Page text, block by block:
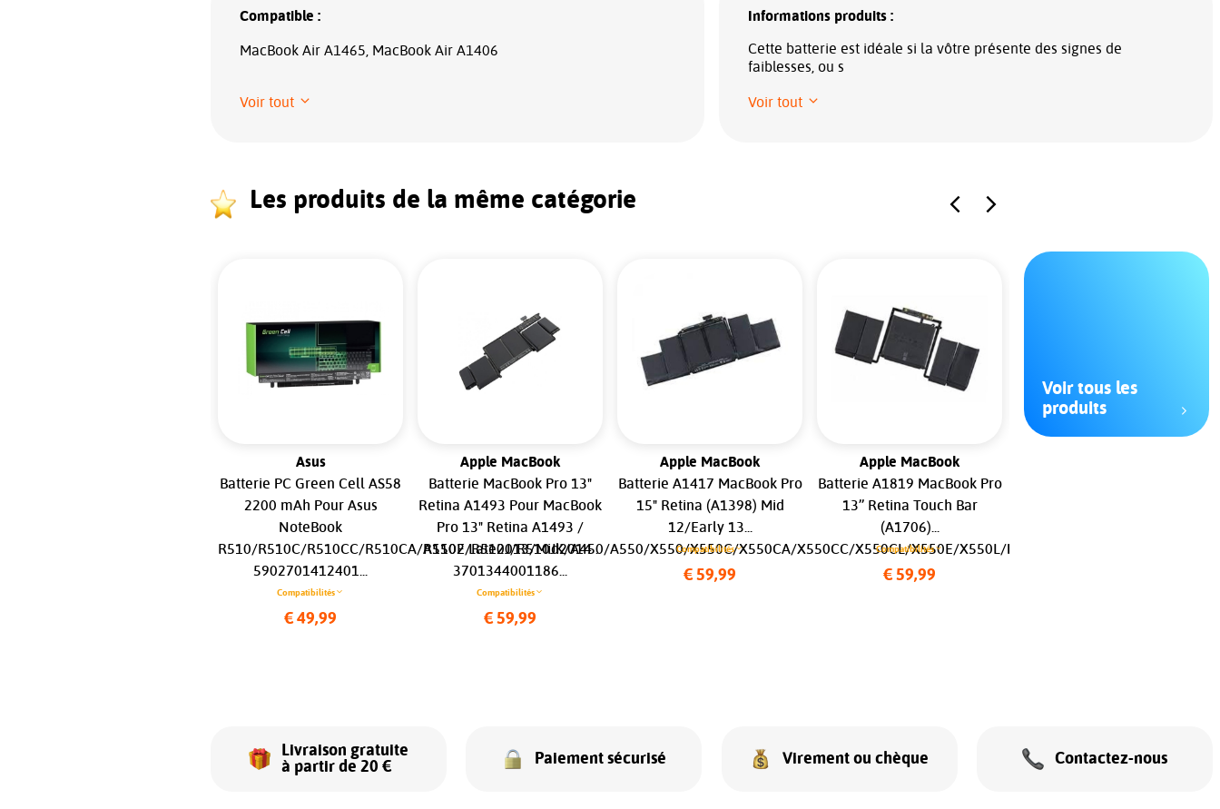
Compatible :
MacBook Air A1465, MacBook Air A1406
Voir tout
Informations produits :
Cette batterie est idéale si la vôtre présente des signes de
faiblesses, ou s
Voir tout
Les produits de la même catégorie
Asus
Batterie PC Green Cell AS58
2200 mAh Pour Asus
NoteBook
R510/R510C/R510CC/R510CA/R510E/R510J/R510JK/A450/A550/X550/X550C/X550CA/X550CC/X550CL/X550E/X550L/P450C/P550C/P550L/P552E/
5902701412401...
Compatibilités
€ 49,99
Apple MacBook
Batterie MacBook Pro 13"
Retina A1493 Pour MacBook
Pro 13" Retina A1493 /
A1502 Late2013/Mid2014 .
3701344001186...
Compatibilités
€ 59,99
Apple MacBook
Batterie A1417 MacBook Pro
15" Retina (A1398) Mid
12/Early 13...
Compatibilités
€ 59,99
Apple MacBook
Batterie A1819 MacBook Pro
13’’ Retina Touch Bar
(A1706)...
Compatibilités
€ 59,99
Voir tous les
produits
Livraison gratuite
à partir de 20 €
Paiement sécurisé Virement ou chèque Contactez-nous